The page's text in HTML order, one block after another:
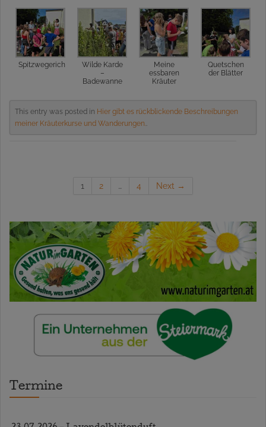
Spitzwegerich
Wilde Karde
–
Badewanne
Meine
essbaren
Kräuter
Quetschen
der Blätter
This entry was posted in Hier gibt es rückblickende Beschreibungen
meiner Kräuterkurse und Wanderungen.
1 2 4 Next →
Termine